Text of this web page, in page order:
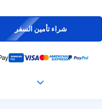
شراء تأمين السفر